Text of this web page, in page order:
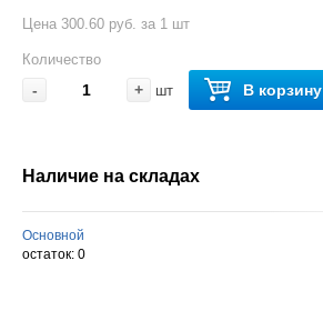
Цена 300.60 руб. за 1 шт
Количество
- + шт В корзину
Наличие на складах
Основной
остаток: 0